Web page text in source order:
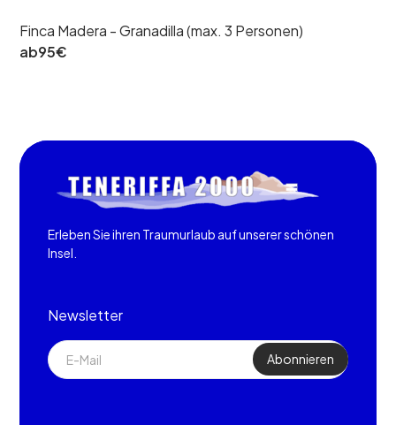
Finca Madera - Granadilla (max. 3 Personen)
ab95€
Erleben Sie ihren Traumurlaub auf unserer schönen
Insel.
Newsletter